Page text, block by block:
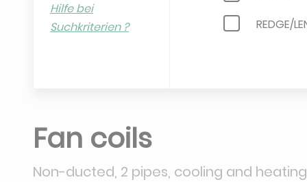
Hilfe bei
Suchkriterien ?
REDGE/
Fan coils
Non-ducted, 2 pipes, cooling and heating